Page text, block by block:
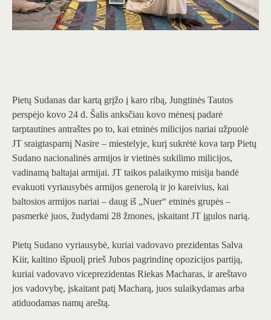
Pietų Sudanas dar kartą grįžo į karo ribą, Jungtinės Tautos
perspėjo kovo 24 d. Šalis anksčiau kovo mėnesį padarė
tarptautines antraštes po to, kai etninės milicijos nariai užpuolė
JT sraigtasparnį Nasire – miestelyje, kurį sukrėtė kova tarp Pietų
Sudano nacionalinės armijos ir vietinės sukilimo milicijos,
vadinamą baltajai armijai. JT taikos palaikymo misija bandė
evakuoti vyriausybės armijos generolą ir jo kareivius, kai
baltosios armijos nariai – daug iš „Nuer“ etninės grupės –
pasmerkė juos, žudydami 28 žmones, įskaitant JT įgulos narią.
Pietų Sudano vyriausybė, kuriai vadovavo prezidentas Salva
Kiir, kaltino išpuolį prieš Jubos pagrindinę opozicijos partiją,
kuriai vadovavo viceprezidentas Riekas Macharas, ir areštavo
jos vadovybę, įskaitant patį Macharą, juos sulaikydamas arba
atiduodamas namų areštą.